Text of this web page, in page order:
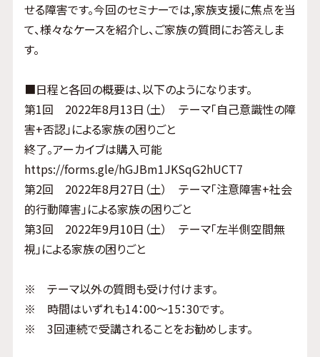
せる障害です。今回のセミナーでは,家族支援に焦点を当
て、様々なケースを紹介し、ご家族の質問にお答えしま
す。
■日程と各回の概要は、以下のようになります。
第1回 2022年8月13日（土） テーマ「自己意識性の障
害+否認」による家族の困りごと
終了。アーカイブは購入可能
https://forms.gle/hGJBm1JKSqG2hUCT7
第2回 2022年8月27日（土） テーマ「注意障害+社会
的行動障害」による家族の困りごと
第3回 2022年9月10日（土） テーマ「左半側空間無
視」による家族の困りごと
※ テーマ以外の質問も受け付けます。
※ 時間はいずれも14：00～15：30です。
※ 3回連続で受講されることをお勧めします。